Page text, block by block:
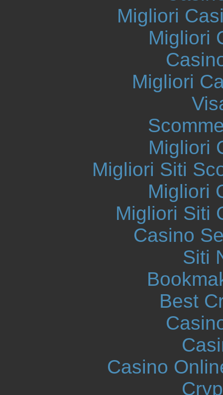
Migliori
Migliori
Migliori
Migliori
Migliori Siti
Migliori
Migliori Siti
Casino
Siti
Best
Casino